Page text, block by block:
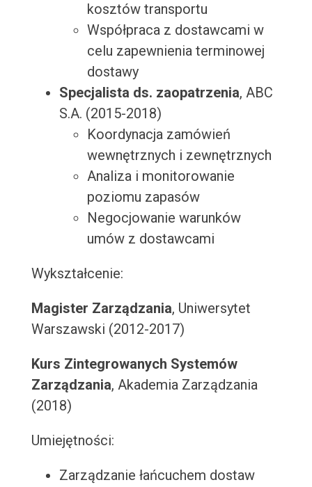
kosztów transportu
Współpraca z dostawcami w
celu zapewnienia terminowej
dostawy
Specjalista ds. zaopatrzenia, ABC
S.A. (2015-2018)
Koordynacja zamówień
wewnętrznych i zewnętrznych
Analiza i monitorowanie
poziomu zapasów
Negocjowanie warunków
umów z dostawcami
Wykształcenie:
Magister Zarządzania, Uniwersytet
Warszawski (2012-2017)
Kurs Zintegrowanych Systemów
Zarządzania, Akademia Zarządzania
(2018)
Umiejętności:
Zarządzanie łańcuchem dostaw